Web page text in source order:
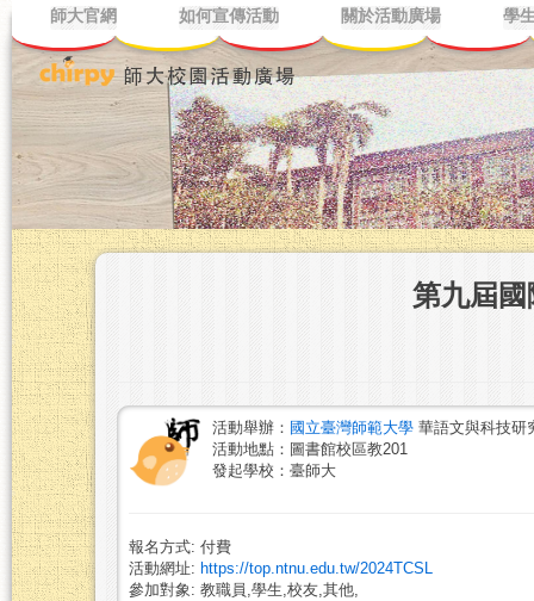
師大官網 如何宣傳活動 關於活動廣場 學
第九屆
活動舉辦： 國立臺灣師範大學 華語文與科技研
活動地點：圖書館校區教201
發起學校：臺師大
報名方式: 付費
活動網址: https://top.ntnu.edu.tw/2024TCSL
參加對象: 教職員,學生,校友,其他,